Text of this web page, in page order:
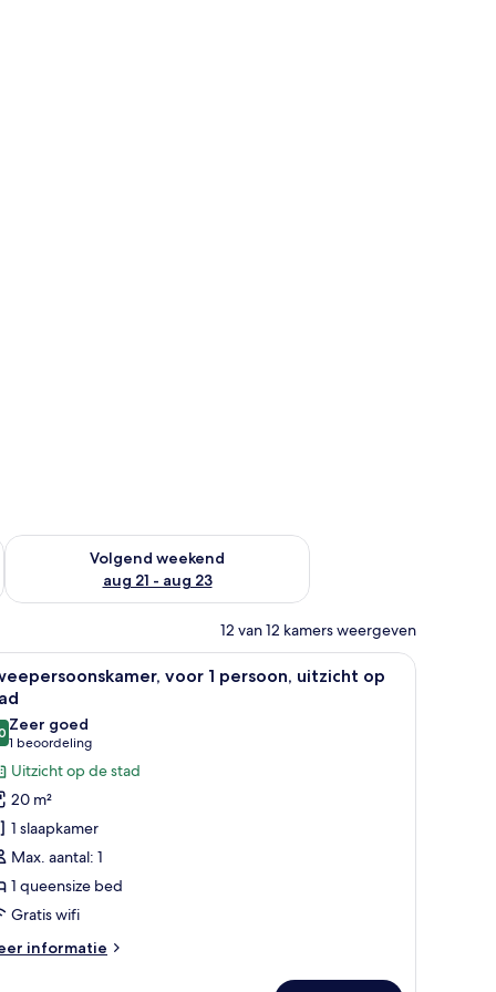
weekend aug 14 - aug 16
Volgend weekend
aug 21 - aug 23
De beschikbaarheid controleren voor volgend weekend aug
12 van 12 kamers weergeven
op de kamer, een bureau Een moderne hotelkamer met een bed,
4
voor 1 persoon, uitzicht op
van 10
Zeer goed
1 beoordeling
(1
beoordeling)
Uitzicht op de stad
20 m²
1 slaapkamer
Max. aantal: 1
1 queensize bed
Gratis wifi
informatie